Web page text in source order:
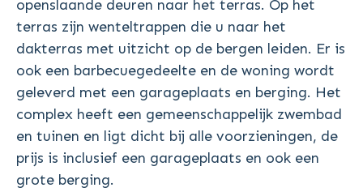
openslaande deuren naar het terras. Op het
terras zijn wenteltrappen die u naar het
dakterras met uitzicht op de bergen leiden. Er is
ook een barbecuegedeelte en de woning wordt
geleverd met een garageplaats en berging. Het
complex heeft een gemeenschappelijk zwembad
en tuinen en ligt dicht bij alle voorzieningen, de
prijs is inclusief een garageplaats en ook een
grote berging.